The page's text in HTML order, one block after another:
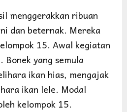
menggerakkan ribuan
dan beternak. Mereka
15. Awal kegiatan
yang semula
ikan hias, mengajak
ikan lele. Modal
kelompok 15.